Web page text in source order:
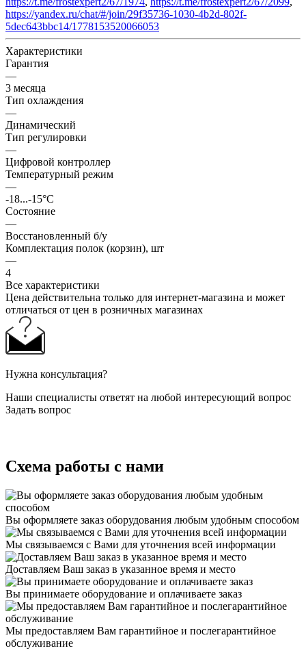
https://yandex.ru/chat/#/join/29f35736-1030-4b2d-802f-
5dec643bbc14/1778153520066053
Характеристики
Гарантия
—
3 месяца
Тип охлаждения
—
Динамический
Тип регулировки
—
Цифровой контроллер
Температурный режим
—
-18...-15°C
Состояние
—
Восстановленный б/у
Комплектация полок (корзин), шт
—
4
Все характеристики
Цена действительна только для интернет-магазина и может
отличаться от цен в розничных магазинах
Нужна консультация?
Наши специалисты ответят на любой интересующий вопрос
Задать вопрос
Схема работы с нами
Вы оформляете заказ оборудования любым удобным способом
Мы связываемся с Вами для уточнения всей информации
Доставляем Ваш заказ в указанное время и место
Вы принимаете оборудование и оплачиваете заказ
Мы предоставляем Вам гарантийное и послегарантийное
обслуживание